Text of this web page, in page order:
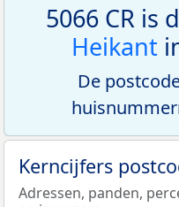
5066 CR is
Heikant
De
Kerncijfers
Adressen, panden,